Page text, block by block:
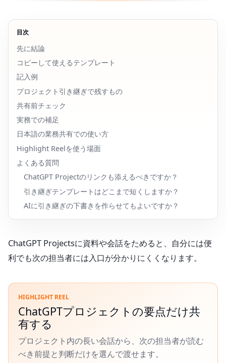
目次
先に結論
コピーして使えるテンプレート
記入例
プロジェクト引き継ぎで残すもの
共有前チェック
実務での補足
日本語の業務共有での使い方
Highlight Reelを使う場面
よくある質問
ChatGPT Projectのリンクも添えるべきですか？
引き継ぎテンプレートはどこまで短くしますか？
AIに引き継ぎの下書きを作らせてもよいですか？
ChatGPT Projectsに資料や会話をためると、自分には便
利でも次の担当者には入口が分かりにくくなります。
HIGHLIGHT REEL
ChatGPTプロジェクトの要点だけ共
有する
プロジェクト内の長い会話から、次の担当者が読む
べき前提と判断だけを選んで渡せます。